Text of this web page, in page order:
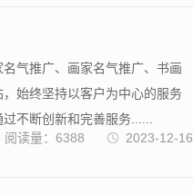
气推广、画家名气推广、书画
始终坚持以客户为中心的服务
不断创新和完善服务......
2023-12-16
阅读量：6388